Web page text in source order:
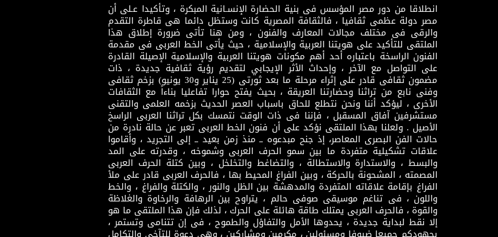
انطلاقا من دور مصر المؤسس فى بنية الحضارة الإنسـانية المبكرة ، وتأكيدا عـلى أن
مصر دولة عظمى ثقافيا ، فالثقافة المصرية كانت وستظل دائما هى قاطرة التقدم
والرقى فى مختلف مجالات المعارف والفنون ، ومن هنا تأتى ضرورة إطلاق هذا
الملتقى للتأكيد على هويتنا العربية والإسلامية ، حيث يأتى الخط العربى فى مقدمة
الفنون الراسخة باعتباره أحد أهم مكونات هويتنا العربية والإسلامية الإصيلة القادرة
على التواصل مع الآخر ، وإحداث الأثر الإيجابي لتقديم رؤية ثقافية جديدة ، ذات
مضمون ثقافى قادر على إثراء مرحلة ما بعد ثورتى (25 يناير و30 يونيو) بزخم ثقافى
وفنى نابع من تراثنا وحضارتنا العريقة ، بحيث يفتح حوارا تفاعليا بناءاً مع الثقافات
الأخرى ، ليؤكد أننا ونحن نتطلع للحاق باسباب العصر الحديث بزخمه العلمى والتقنى
مستشرفين آفاق المسقبل ، فإننا فى ذات الوقت نتمسك بكل تراثنا العربى الراسخ
الأصيل . ولعلنا بهذا الملتقى نؤكد على أن فنون الخط العربى تعبر عن حالة نادرة من
حالات الفن البصرى المعاصر، إذ جنح مبدعوه ــ منذ زمن بعيد ــ إلى التجريد ، وأقاموا
علاقات تشكيلية متفردة ما بين سمو الحرف العربى وشموخه ، وقدرته على المد
والبسط ، والاستدارة والاستطالة ، والتضاغط والتخلخل ، وبين كتلة الحرف العربى
المصمته ، المشحونة بالحركة ، وبين الفراغ المحيط بها ، فالحرف العربى قادر على ملأ
الفراغ بإقامة علاقاته المتفردة والمدهشة بين الظل والنور ، والكتلة والفراغ ، والخط
واللون ، فى تناغم موسيقى صوفى حالم ، يتراوح بين الرهافة والرخاوة والغلاظة
والقوة ، فالحرف العربى يمتلك طاقة هائلة على الحرك ، لذلك فإن هذا الملتقى ما هو
إلا نقط لبداية جديدة ، يحدوها الأمل والتفاؤل والطموح ، فى إن تتنامى وتستمر ،